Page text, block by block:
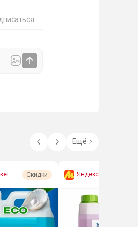
Ещё
Скидки Яндекс Маркет